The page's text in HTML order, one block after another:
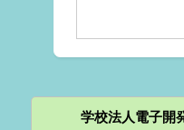
学校法人電子